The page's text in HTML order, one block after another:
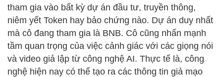
tham gia vào bất kỳ dự án đầu tư, truyền thông,
niêm yết Token hay bảo chứng nào. Dự án duy nhất
mà cô đang tham gia là BNB. Cô cũng nhấn mạnh
tầm quan trọng của việc cảnh giác với các giọng nói
và video giả lập từ công nghệ AI. Thực tế là, công
nghệ hiện nay có thể tạo ra các thông tin giả mạo